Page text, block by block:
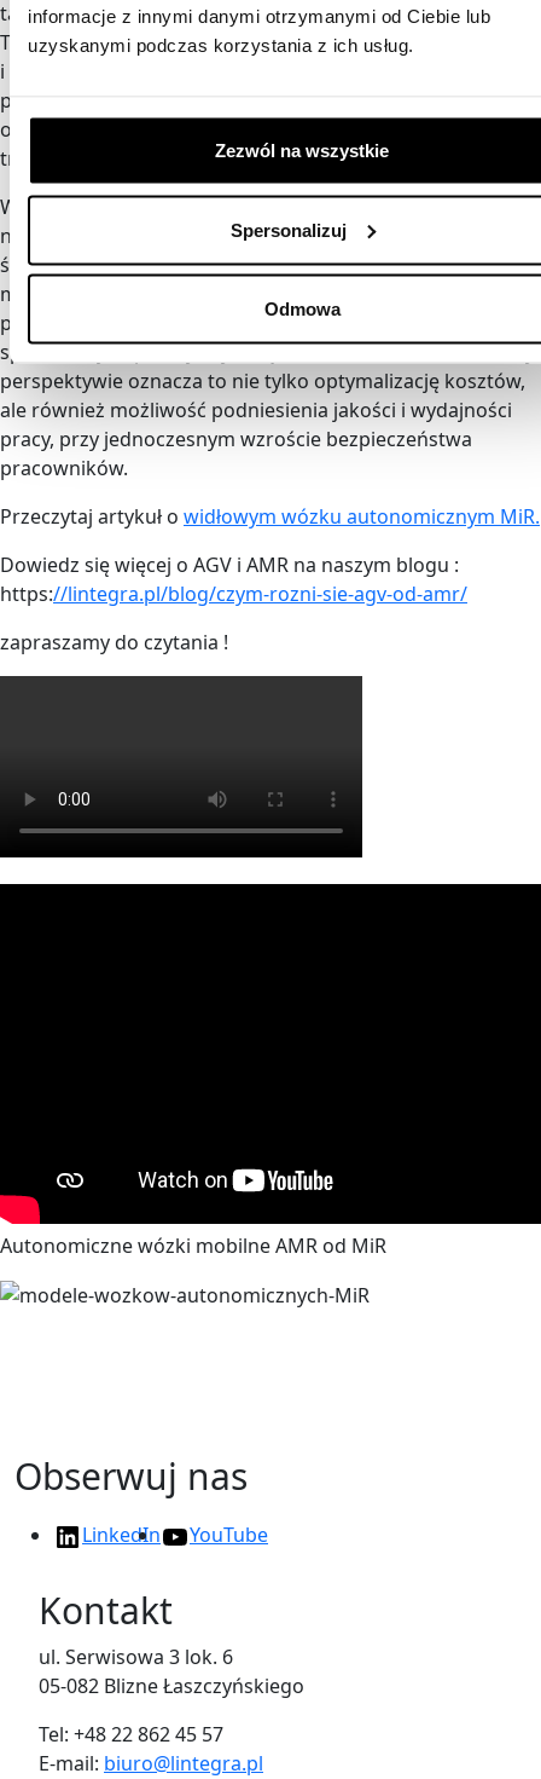
informacje z innymi danymi otrzymanymi od Ciebie lub
uzyskanymi podczas korzystania z ich usług.
Zezwól na wszystkie
Spersonalizuj
Odmowa
takie jak LIDAR, kamery oraz zaawansowane algorytmy AI.
To właśnie te funkcje umożliwiają im skanowanie otoczenia
i unikanie przeszkód. Dzięki temu są w stanie
przemieszczać się w dynamicznych środowiskach, gdzie
obecność ludzi oraz innych pojazdów może wpływać na ich
trasę.
Wdrożenie autonomicznych wózków mobilnych to krok
naprzód w stronę nowoczesnego, zautomatyzowanego
środowiska pracy. Dzięki AMR-om procesy logistyczne
mogą być realizowane szybciej, bezpieczniej i z większą
precyzją niż kiedykolwiek wcześniej, co przekształca
sposób, w jaki pracujemy z ciężkimi ładunkami. W dłuższej
perspektywie oznacza to nie tylko optymalizację kosztów,
ale również możliwość podniesienia jakości i wydajności
pracy, przy jednoczesnym wzroście bezpieczeństwa
pracowników.
Przeczytaj artykuł o widłowym wózku autonomicznym MiR.
Dowiedz się więcej o AGV i AMR na naszym blogu :
https://lintegra.pl/blog/czym-rozni-sie-agv-od-amr/
zapraszamy do czytania !
Autonomiczne wózki mobilne AMR od MiR
Obserwuj nas
LinkedIn YouTube
Kontakt
ul. Serwisowa 3 lok. 6
05-082 Blizne Łaszczyńskiego
Tel: +48 22 862 45 57
E-mail: biuro@lintegra.pl